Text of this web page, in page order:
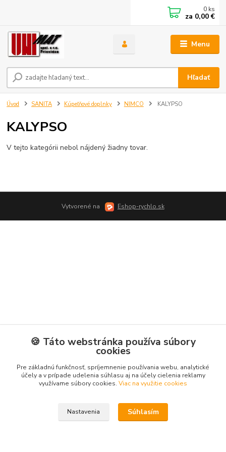
Menu
Hľadať
0 ks
za 0,00 €
Úvod SANITA Kúpeľňové doplnky NIMCO KALYPSO
KALYPSO
V tejto kategórii nebol nájdený žiadny tovar.
Vytvorené na Eshop-rychlo.sk
🍪 Táto webstránka používa súbory
cookies
Pre základnú funkčnosť, spríjemnenie používania webu, analytické
účely a v prípade udelenia súhlasu aj na účely cielenia reklamy
využívame súbory cookies. Viac na využitie cookies
Nastavenia Súhlasím